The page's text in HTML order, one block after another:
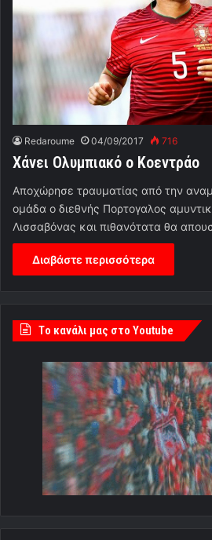
Redaroume 04/09/2017 716
Χάνει Ολυμπιακό ο Κοεντράο
Αποχώρησε τραυματίας από την
ομάδα ο διεθνής Πορτογαλος
Λισσαβόνας και πιθανότατα θα
Διαβάστε περισσότερα
Tο κανάλι μας στο Youtube